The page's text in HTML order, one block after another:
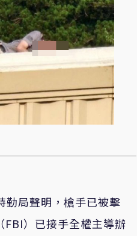
局聲明，槍手已被擊
）已接手全權主導辦